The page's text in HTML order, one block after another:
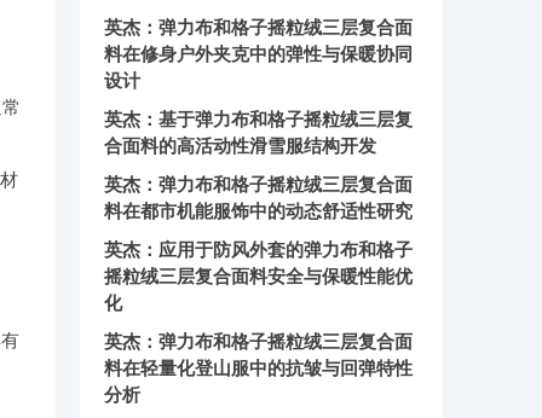
英杰：弹力布和格子摇粒绒三层复合面
料在修身户外夹克中的弹性与保暖协同
设计
英杰：基于弹力布和格子摇粒绒三层复
合面料的高活动性滑雪服结构开发
英杰：弹力布和格子摇粒绒三层复合面
料在都市机能服饰中的动态舒适性研究
英杰：应用于防风外套的弹力布和格子
摇粒绒三层复合面料安全与保暖性能优
化
英杰：弹力布和格子摇粒绒三层复合面
料在轻量化登山服中的抗皱与回弹特性
分析